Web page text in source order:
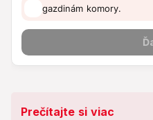
Prečítajte si viac